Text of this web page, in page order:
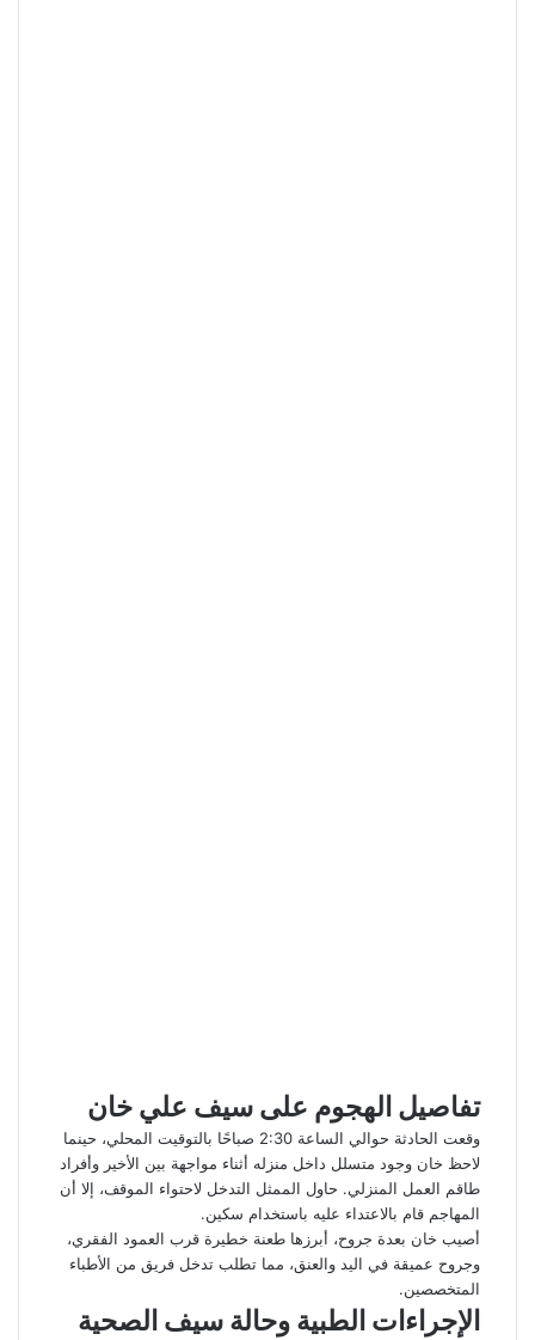
تفاصيل الهجوم على سيف علي خان
وقعت الحادثة حوالي الساعة 2:30 صباحًا بالتوقيت المحلي، حينما
لاحظ خان وجود متسلل داخل منزله أثناء مواجهة بين الأخير وأفراد
طاقم العمل المنزلي. حاول الممثل التدخل لاحتواء الموقف، إلا أن
المهاجم قام بالاعتداء عليه باستخدام سكين.
أصيب خان بعدة جروح، أبرزها طعنة خطيرة قرب العمود الفقري،
وجروح عميقة في اليد والعنق، مما تطلب تدخل فريق من الأطباء
المتخصصين.
الإجراءات الطبية وحالة سيف الصحية